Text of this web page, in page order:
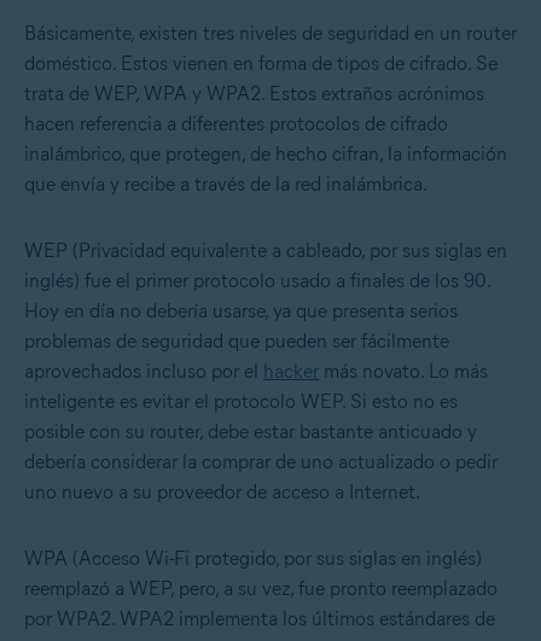
Básicamente, existen tres niveles de seguridad en un router
doméstico. Estos vienen en forma de tipos de cifrado. Se
trata de WEP, WPA y WPA2. Estos extraños acrónimos
hacen referencia a diferentes protocolos de cifrado
inalámbrico, que protegen, de hecho cifran, la información
que envía y recibe a través de la red inalámbrica.
WEP (Privacidad equivalente a cableado, por sus siglas en
inglés) fue el primer protocolo usado a finales de los 90.
Hoy en día no debería usarse, ya que presenta serios
problemas de seguridad que pueden ser fácilmente
aprovechados incluso por el hacker más novato. Lo más
inteligente es evitar el protocolo WEP. Si esto no es
posible con su router, debe estar bastante anticuado y
debería considerar la comprar de uno actualizado o pedir
uno nuevo a su proveedor de acceso a Internet.
WPA (Acceso Wi-Fi protegido, por sus siglas en inglés)
reemplazó a WEP, pero, a su vez, fue pronto reemplazado
por WPA2. WPA2 implementa los últimos estándares de